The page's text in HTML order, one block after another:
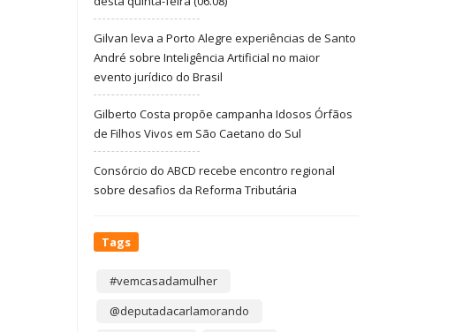
Gilvan leva a Porto Alegre experiências de Santo
André sobre Inteligência Artificial no maior
evento jurídico do Brasil
Gilberto Costa propõe campanha Idosos Órfãos
de Filhos Vivos em São Caetano do Sul
Consórcio do ABCD recebe encontro regional
sobre desafios da Reforma Tributária
Tags
#vemcasadamulher
@deputadacarlamorando